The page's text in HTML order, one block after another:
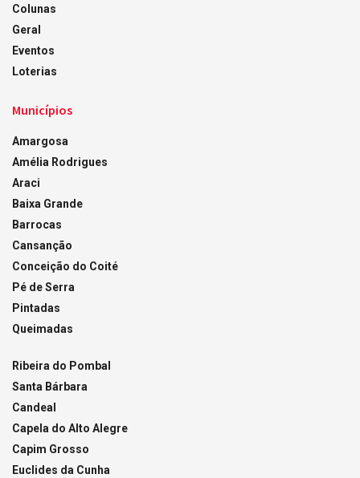
Colunas
Geral
Eventos
Loterias
Municípios
Amargosa
Amélia Rodrigues
Araci
Baixa Grande
Barrocas
Cansanção
Conceição do Coité
Pé de Serra
Pintadas
Queimadas
Ribeira do Pombal
Santa Bárbara
Candeal
Capela do Alto Alegre
Capim Grosso
Euclides da Cunha